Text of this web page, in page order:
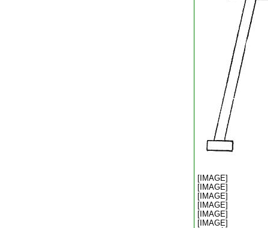
[IMAGE]
[IMAGE]
[IMAGE]
[IMAGE]
[IMAGE]
[IMAGE]